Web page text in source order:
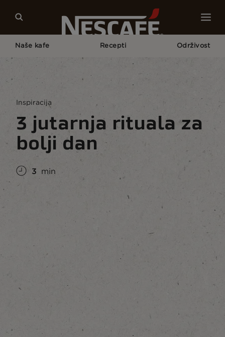
Naše kafe Recepti Održivost
3 Jutarnja Rituala Za Bolji Dan
Inspiracija
3 jutarnja rituala za
bolji dan
3 min
Dodajte u Omiljeno